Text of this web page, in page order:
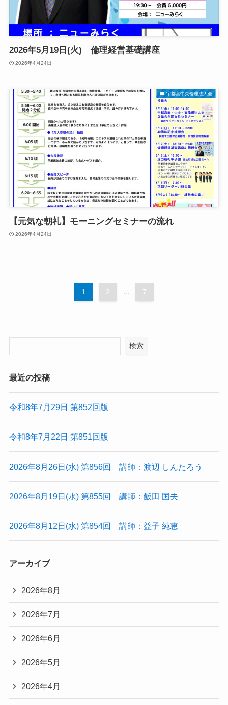
2026年5月19日(火) 倫理経営基礎講座
2026年4月24日
宇都宮中央倫理法人会
【元気な朝礼】モーニングセミナーの流れ
2026年4月24日
1 2 ... 7
検索
最近の投稿
令和8年7月29日 第852回版
令和8年7月22日 第851回版
2026年8月26日(水) 第856回 講師：渡辺 しんたろう
2026年8月19日(水) 第855回 講師：飯田 国夫
2026年8月12日(水) 第854回 講師：益子 純恵
アーカイブ
2026年8月
2026年7月
2026年6月
2026年5月
2026年4月